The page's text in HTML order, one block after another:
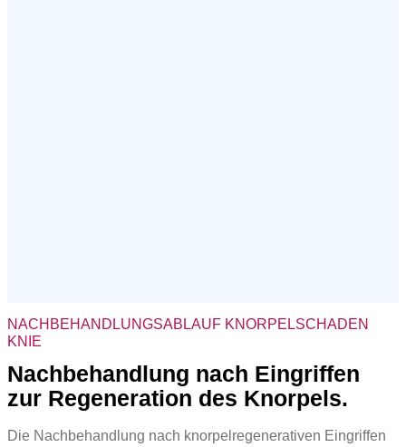
NACHBEHANDLUNGSABLAUF KNORPELSCHADEN
KNIE
Nachbehandlung nach Eingriffen
zur Regeneration des Knorpels.
Die Nachbehandlung nach knorpelregenerativen Eingriffen